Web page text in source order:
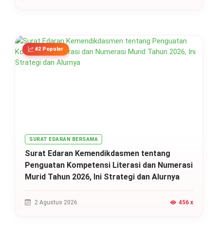
#2 Populer
SURAT EDARAN BERSAMA
Surat Edaran Kemendikdasmen tentang
Penguatan Kompetensi Literasi dan Numerasi
Murid Tahun 2026, Ini Strategi dan Alurnya
2 Agustus 2026 456 x